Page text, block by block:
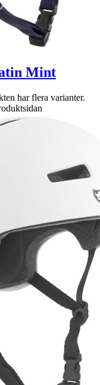
Mint
har flera varianter.